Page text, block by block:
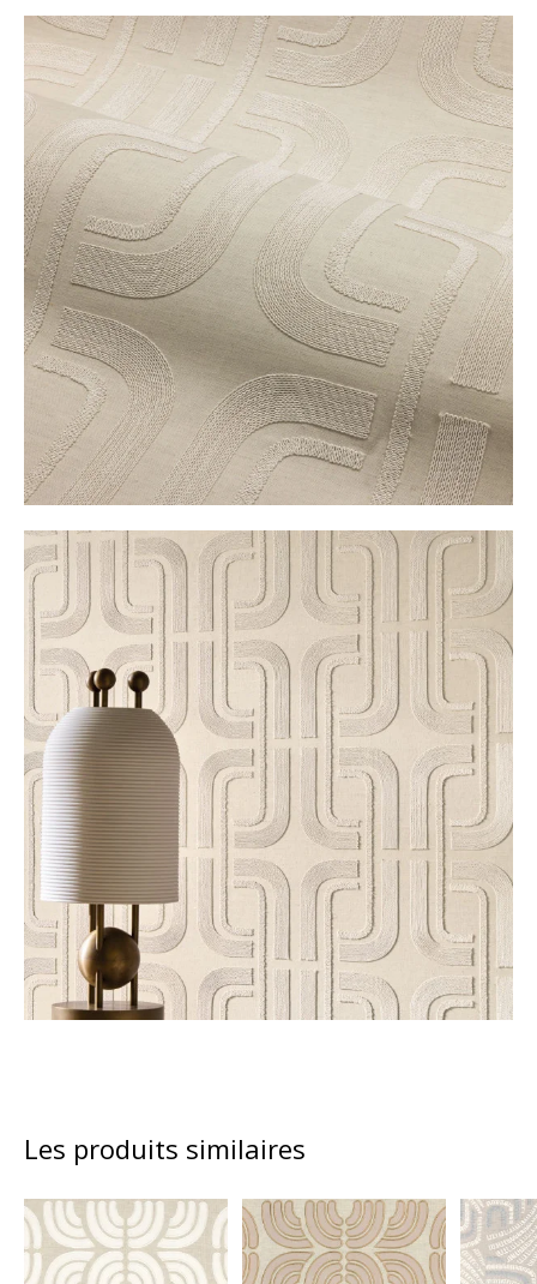
Les produits similaires